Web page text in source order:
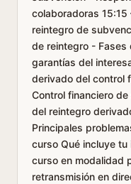
colaboradoras
reintegro de
de reintegro - Fases
garantías del
derivado del control
Control financiero
del reintegro
Principales
curso Qué incluye
curso en modalidad
retransmisión en